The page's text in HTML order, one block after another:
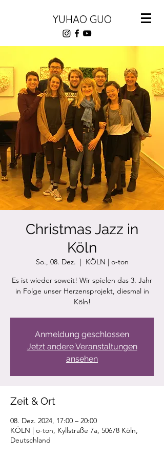
YUHAO GUO
Christmas Jazz in
Köln
So., 08. Dez.
  |
KÖLN | o-ton
Es ist wieder soweit! Wir spielen das 3. Jahr
in Folge unser Herzensprojekt, diesmal in
Köln!
Anmeldung geschlossen
Jetzt andere Veranstaltungen
ansehen
Zeit & Ort
08. Dez. 2024, 17:00 – 20:00
KÖLN | o-ton, Kyllstraße 7a, 50678 Köln,
Deutschland